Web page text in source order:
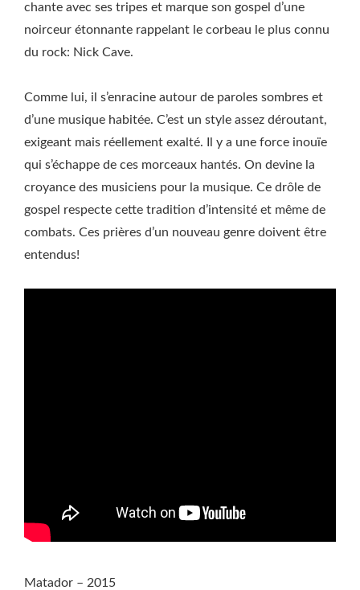
chante avec ses tripes et marque son gospel d’une
noirceur étonnante rappelant le corbeau le plus connu
du rock: Nick Cave.
Comme lui, il s’enracine autour de paroles sombres et
d’une musique habitée. C’est un style assez déroutant,
exigeant mais réellement exalté. Il y a une force inouïe
qui s’échappe de ces morceaux hantés. On devine la
croyance des musiciens pour la musique. Ce drôle de
gospel respecte cette tradition d’intensité et même de
combats. Ces prières d’un nouveau genre doivent être
entendus!
Matador – 2015